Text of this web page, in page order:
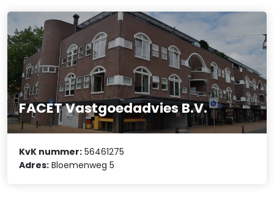
FACET Vastgoedadvies B.V.
KvK nummer: 56461275
Adres: Bloemenweg 5